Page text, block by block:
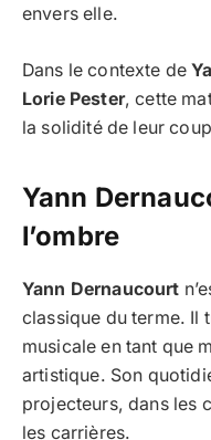
envers elle.
Dans le contexte de
Lorie Pester, cette
la solidité de leur
Yann
l’ombre
Yann Dernaucourt
classique du terme. Il
musicale en tant que
artistique. Son
projecteurs, dans les
les carrières.